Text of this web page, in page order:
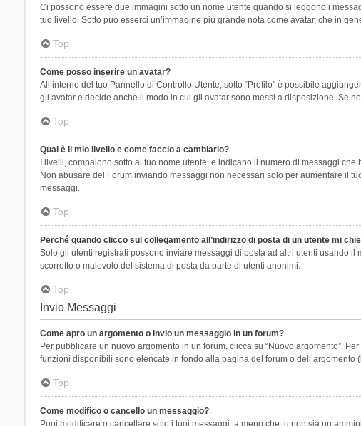
Ci possono essere due immagini sotto un nome utente quando si leggono i
tuo livello. Sotto può esserci un’immagine più grande nota come avatar, che in
Top
Come posso inserire un avatar?
All’interno del tuo Pannello di Controllo Utente, sotto “Profilo” è possibile
gli avatar e decide anche il modo in cui gli avatar sono messi a disposizione. Se
Top
Qual è il mio livello e come faccio a cambiarlo?
I livelli, compaiono sotto al tuo nome utente, e indicano il numero di messaggi
Non abusare del Forum inviando messaggi non necessari solo per aumentare il
messaggi.
Top
Perché quando clicco sul collegamento all’indirizzo di posta di un utente mi
Solo gli utenti registrati possono inviare messaggi di posta ad altri utenti usando
scorretto o malevolo del sistema di posta da parte di utenti anonimi.
Top
Invio Messaggi
Come apro un argomento o invio un messaggio in un forum?
Per pubblicare un nuovo argomento in un forum, clicca su “Nuovo argomento”.
funzioni disponibili sono elencate in fondo alla pagina del forum o dell’argomento
Top
Come modifico o cancello un messaggio?
Puoi modificare o cancellare solo i tuoi messaggi, a meno che tu non sia un